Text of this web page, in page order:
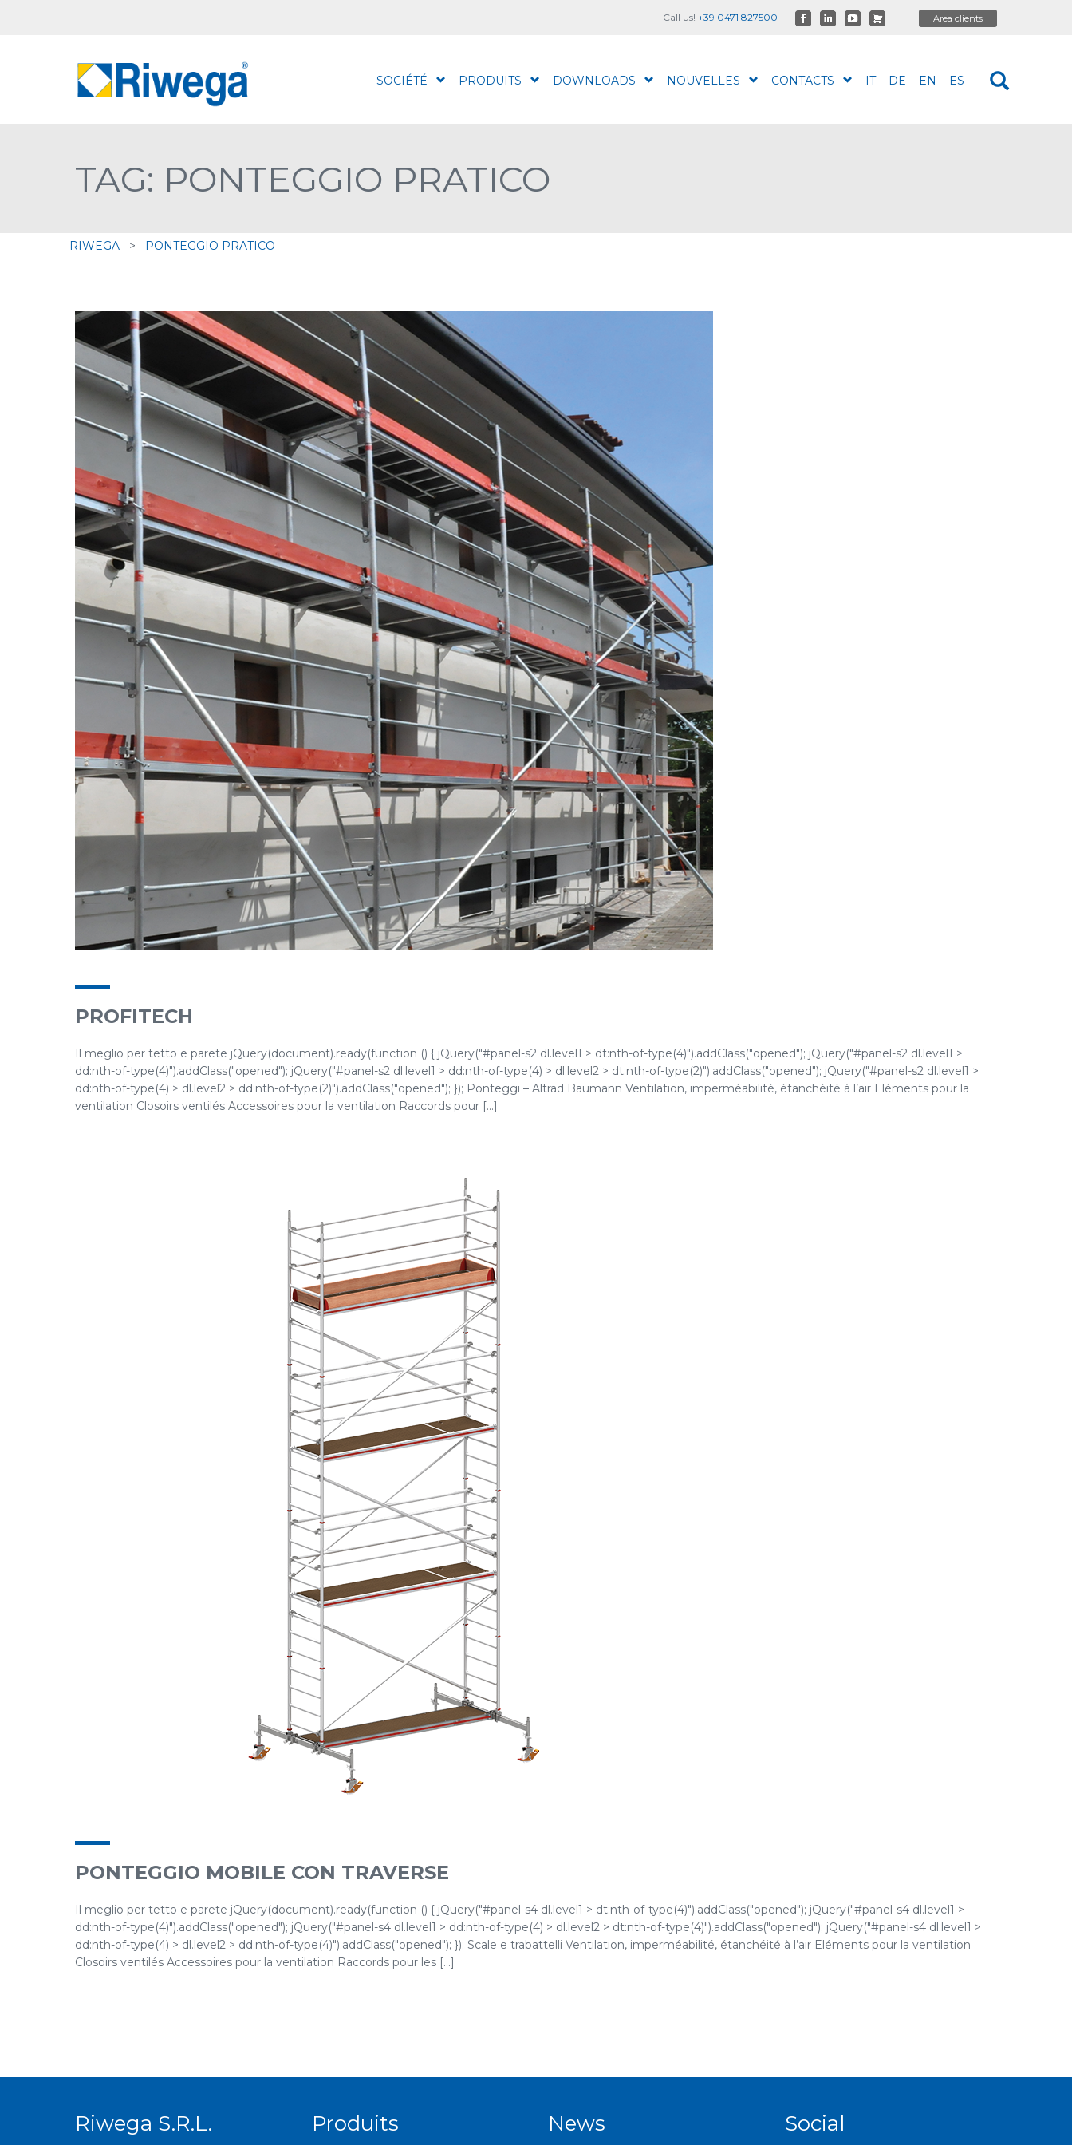
SOCIÉTÉ PRODUITS DOWNLOADS NOUVELLES CONTACTS IT DE EN ES
Call us! +39 0471 827500
TAG: PONTEGGIO PRATICO
RIWEGA > PONTEGGIO PRATICO
PROFITECH
Il meglio per tetto e parete jQuery(document).ready(function () { jQuery("#panel-s2 dl.level1 > dt:nth-of-type(4)").addClass("opened"); jQuery("#panel-s2 dl.level1 >
dd:nth-of-type(4)").addClass("opened"); jQuery("#panel-s2 dl.level1 > dd:nth-of-type(4) > dl.level2 > dt:nth-of-type(2)").addClass("opened"); jQuery("#panel-s2 dl.level1 >
dd:nth-of-type(4) > dl.level2 > dd:nth-of-type(2)").addClass("opened"); }); Ponteggi – Altrad Baumann Ventilation, imperméabilité, étanchéité à l’air Eléments pour la
ventilation Closoirs ventilés Accessoires pour la ventilation Raccords pour [...]
PONTEGGIO MOBILE CON TRAVERSE
Il meglio per tetto e parete jQuery(document).ready(function () { jQuery("#panel-s4 dl.level1 > dt:nth-of-type(4)").addClass("opened"); jQuery("#panel-s4 dl.level1 >
dd:nth-of-type(4)").addClass("opened"); jQuery("#panel-s4 dl.level1 > dd:nth-of-type(4) > dl.level2 > dt:nth-of-type(4)").addClass("opened"); jQuery("#panel-s4 dl.level1 >
dd:nth-of-type(4) > dl.level2 > dd:nth-of-type(4)").addClass("opened"); }); Scale e trabattelli Ventilation, imperméabilité, étanchéité à l’air Eléments pour la ventilation
Closoirs ventilés Accessoires pour la ventilation Raccords pour les [...]
Riwega S.r.l. Produits News Social